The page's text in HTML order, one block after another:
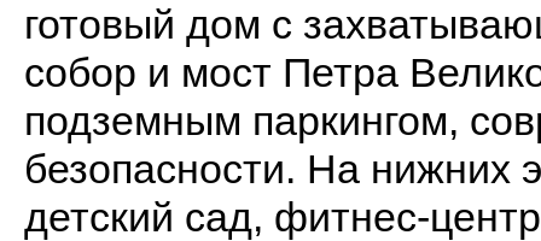
готовый дом с
собор и мост Петра
подземным паркингом,
безопасности. На нижних
детский сад, фитнес-